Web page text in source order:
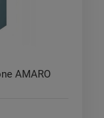
AMARO